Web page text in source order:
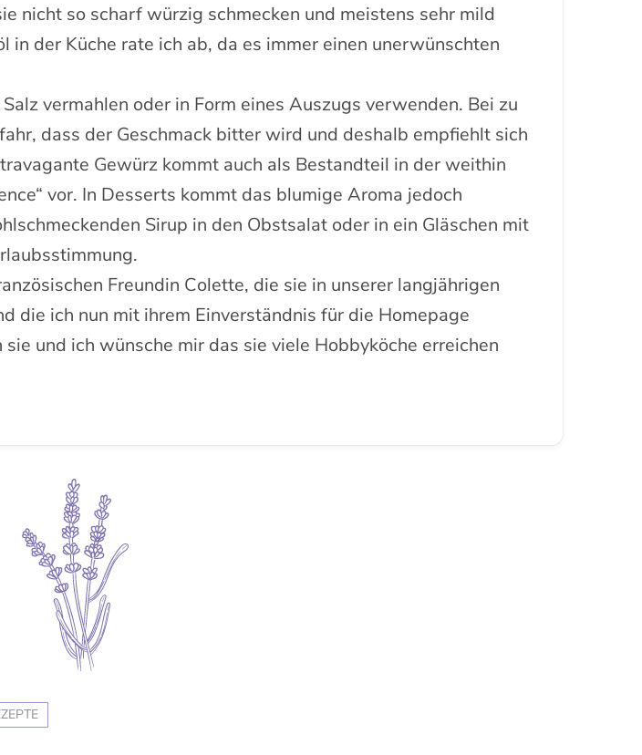
nicht so scharf würzig schmecken und meistens sehr mild
der Küche rate ich ab, da es immer einen unerwünschten
vermahlen oder in Form eines Auszugs verwenden. Bei zu
dass der Geschmack bitter wird und deshalb empfiehlt sich
Gewürz kommt auch als Bestandteil in der weithin
vor. In Desserts kommt das blumige Aroma jedoch
Sirup in den Obstsalat oder in ein Gläschen mit
Freundin Colette, die sie in unserer langjährigen
die ich nun mit ihrem Einverständnis für die Homepage
und ich wünsche mir das sie viele Hobbyköche erreichen